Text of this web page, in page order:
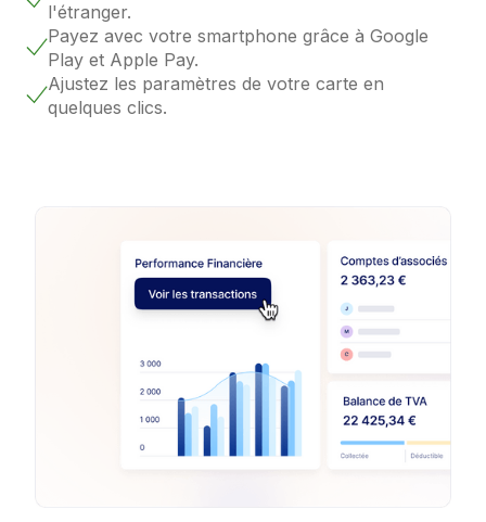
l'étranger.
Payez avec votre smartphone grâce à Google
Play et Apple Pay.
Ajustez les paramètres de votre carte en
quelques clics.